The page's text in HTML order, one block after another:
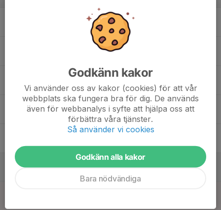
17:00
18:30
Träning
Hallevi C-Plan Konstgräset
20 Sammandrag F16/17
Godkänn kakor
Vi använder oss av kakor (cookies) för att vår
webbplats ska fungera bra för dig. De används
även för webbanalys i syfte att hjälpa oss att
förbättra våra tjänster.
Så använder vi cookies
Godkänn alla kakor
Bara nödvändiga